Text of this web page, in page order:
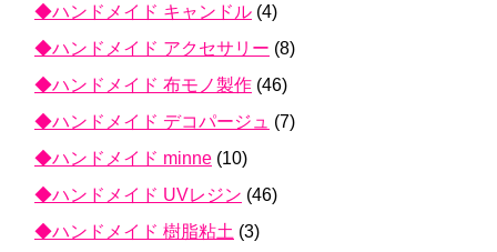
◆ハンドメイド キャンドル (4)
◆ハンドメイド アクセサリー (8)
◆ハンドメイド 布モノ製作 (46)
◆ハンドメイド デコパージュ (7)
◆ハンドメイド minne (10)
◆ハンドメイド UVレジン (46)
◆ハンドメイド 樹脂粘土 (3)